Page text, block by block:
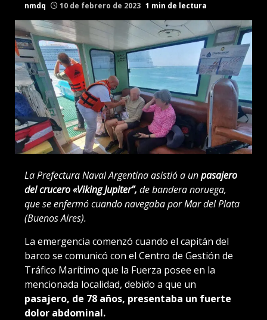
nmdq 10 de febrero de 2023 1 min de lectura
La Prefectura Naval Argentina asistió a unpasajero
del crucero «Viking Jupiter”, de bandera noruega,
que se enfermó cuando navegaba por Mar del Plata
(Buenos Aires).
La emergencia comenzó cuando el capitán del
barco se comunicó con el Centro de Gestión de
Tráfico Marítimo que la Fuerza posee en la
mencionada localidad, debido a que un
pasajero, de 78 años, presentaba un fuerte
dolor abdominal.